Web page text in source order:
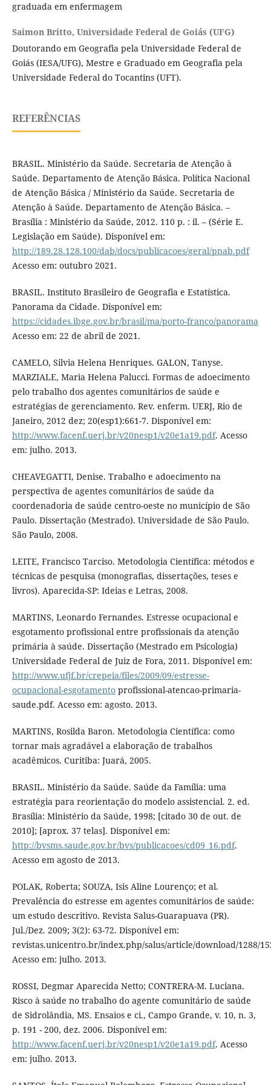
graduada em enfermagem
Saimon Britto, Universidade Federal de Goiás (UFG)
Doutorando em Geografia pela Universidade Federal de
Goiás (IESA/UFG), Mestre e Graduado em Geografia pela
Universidade Federal do Tocantins (UFT).
REFERÊNCIAS
BRASIL. Ministério da Saúde. Secretaria de Atenção à
Saúde. Departamento de Atenção Básica. Política Nacional
de Atenção Básica / Ministério da Saúde. Secretaria de
Atenção à Saúde. Departamento de Atenção Básica. –
Brasília : Ministério da Saúde, 2012. 110 p. : il. – (Série E.
Legislação em Saúde). Disponível em:
http://189.28.128.100/dab/docs/publicacoes/geral/pnab.pdf
Acesso em: outubro 2021.
BRASIL. Instituto Brasileiro de Geografia e Estatística.
Panorama da Cidade. Disponível em:
https://cidades.ibge.gov.br/brasil/ma/porto-franco/panorama
Acesso em: 22 de abril de 2021.
CAMELO, Silvia Helena Henriques. GALON, Tanyse.
MARZIALE, Maria Helena Palucci. Formas de adoecimento
pelo trabalho dos agentes comunitários de saúde e
estratégias de gerenciamento. Rev. enferm. UERJ, Rio de
Janeiro, 2012 dez; 20(esp1):661-7. Disponível em:
http://www.facenf.uerj.br/v20nesp1/v20e1a19.pdf. Acesso
em: julho. 2013.
CHEAVEGATTI, Denise. Trabalho e adoecimento na
perspectiva de agentes comunitários de saúde da
coordenadoria de saúde centro-oeste no município de São
Paulo. Dissertação (Mestrado). Universidade de São Paulo.
São Paulo, 2008.
LEITE, Francisco Tarciso. Metodologia Científica: métodos e
técnicas de pesquisa (monografias, dissertações, teses e
livros). Aparecida-SP: Ideias e Letras, 2008.
MARTINS, Leonardo Fernandes. Estresse ocupacional e
esgotamento profissional entre profissionais da atenção
primária à saúde. Dissertação (Mestrado em Psicologia)
Universidade Federal de Juiz de Fora, 2011. Disponível em:
http://www.ufjf.br/crepeia/files/2009/09/estresse-
ocupacional-esgotamentoprofissional-atencao-primaria-
saude.pdf. Acesso em: agosto. 2013.
MARTINS, Rosilda Baron. Metodologia Científica: como
tornar mais agradável a elaboração de trabalhos
acadêmicos. Curitiba: Juará, 2005.
BRASIL. Ministério da Saúde. Saúde da Família: uma
estratégia para reorientação do modelo assistencial. 2. ed.
Brasília: Ministério da Saúde, 1998; [citado 30 de out. de
2010]; [aprox. 37 telas]. Disponível em:
http://bvsms.saude.gov.br/bvs/publicacoes/cd09_16.pdf.
Acesso em agosto de 2013.
POLAK, Roberta; SOUZA, Isis Aline Lourenço; et al.
Prevalência do estresse em agentes comunitários de saúde:
um estudo descritivo. Revista Salus-Guarapuava (PR).
Jul./Dez. 2009; 3(2): 63-72. Disponível em:
revistas.unicentro.br/index.php/salus/article/download/1288/
Acesso em: julho. 2013.
ROSSI, Degmar Aparecida Netto; CONTRERA-M. Luciana.
Risco à saúde no trabalho do agente comunitário de saúde
de Sidrolândia, MS. Ensaios e ci., Campo Grande, v. 10, n. 3,
p. 191 - 200, dez. 2006. Disponível em:
http://www.facenf.uerj.br/v20nesp1/v20e1a19.pdf. Acesso
em: julho. 2013.